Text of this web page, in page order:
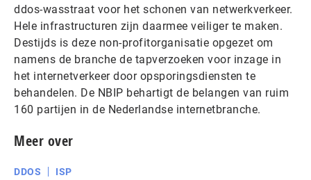
ddos-wasstraat voor het schonen van netwerkverkeer.
Hele infrastructuren zijn daarmee veiliger te maken.
Destijds is deze non-profitorganisatie opgezet om
namens de branche de tapverzoeken voor inzage in
het internetverkeer door opsporingsdiensten te
behandelen. De NBIP behartigt de belangen van ruim
160 partijen in de Nederlandse internetbranche.
Meer over
DDOS ISP